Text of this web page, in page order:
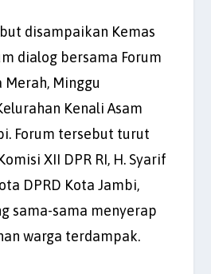
disampaikan Kemas
dialog bersama Forum
Merah, Minggu
Kenali Asam
Forum tersebut turut
XII DPR RI, H. Syarif
DPRD Kota Jambi,
sama-sama menyerap
warga terdampak.